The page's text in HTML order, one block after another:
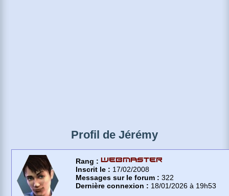
Profil de Jérémy
Rang :
Inscrit le : 17/02/2008
Messages sur le forum :322
Dernière connexion : 18/01/2026 à 19h53